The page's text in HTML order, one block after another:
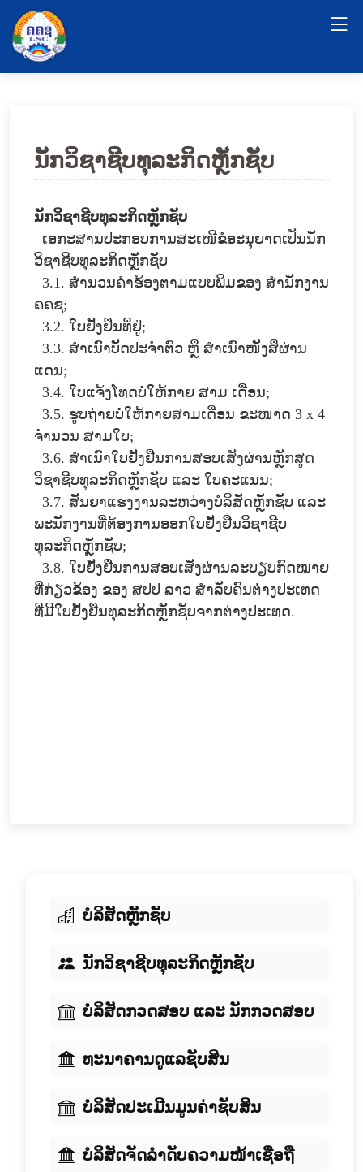
ນັກວິຊາຊີບທຸລະກິດຫຼັກຊັບ
ນັກວິຊາຊີບທຸລະກິດຫຼັກຊັບ
ເອກະສານປະກອບການສະເໜີຂໍອະນຸຍາດເປັນນັກ
ວິຊາຊີບທຸລະກິດຫຼັກຊັບ
3.1. ສໍານວນຄໍາຮ້ອງຕາມແບບພິມຂອງ ສໍານັກງານ
ຄຄຊ;
3.2. ໃບຢັ້ງຢືນທີ່ຢູ່;
3.3. ສໍາເນົາບັດປະຈໍາຕົວ ຫຼື ສໍາເນົາໜັງສືຜ່ານ
ແດນ;
3.4. ໃບແຈ້ງໂທດບໍ່ໃຫ້ກາຍ ສາມ ເດືອນ;
3.5. ຮູບຖ່າຍບໍ່ໃຫ້ກາຍສາມເດືອນ ຂະໜາດ 3 x 4
ຈໍານວນ ສາມໃບ;
3.6. ສໍາເນົາໃບຢັ້ງຢືນການສອບເສັງຜ່ານຫຼັກສູດ
ວິຊາຊີບທຸລະກິດຫຼັກຊັບ ແລະ ໃບຄະແນນ;
3.7. ສັນຍາແຮງງານລະຫວ່າງບໍລິສັດຫຼັກຊັບ ແລະ
ພະນັກງານທີ່ຕ້ອງການອອກໃບຢັ້ງຢືນວິຊາຊີບ
ທຸລະກິດຫຼັກຊັບ;
3.8. ໃບຢັ້ງຢືນການສອບເສັງຜ່ານລະບຽບກົດໝາຍ
ທີ່ກ່ຽວຂ້ອງ ຂອງ ສປປ ລາວ ສໍາລັບຄົນຕ່າງປະເທດ
ທີ່ມີໃບຢັ້ງຢືນທຸລະກິດຫຼັກຊັບຈາກຕ່າງປະເທດ.
ບໍລິສັດຫຼັກຊັບ
ນັກວິຊາຊີບທຸລະກິດຫຼັກຊັບ
ບໍລິສັດກວດສອບ ແລະ ນັກກວດສອບ
ທະນາຄານດູແລຊັບສິນ
ບໍລິສັດປະເມີນມູນຄ່າຊັບສິນ
ບໍລິສັດຈັດລໍາດັບຄວາມໜ້າເຊື່ອຖື